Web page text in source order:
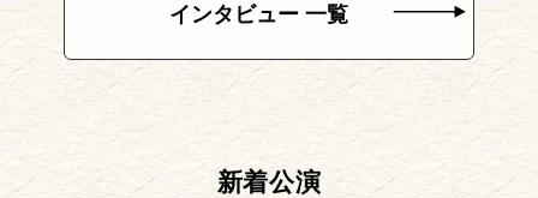
インタビュー 一覧
新着公演